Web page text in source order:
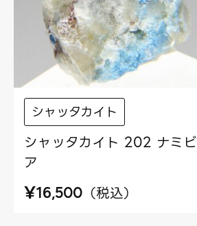
シャッタカイト
シャッタカイト 202 ナミビ
ア
¥16,500 （税込）